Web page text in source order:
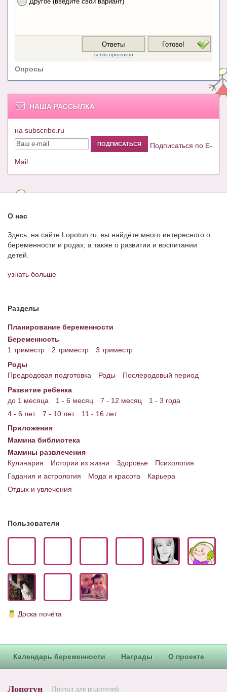
Опросы
НАША РАССЫЛКА
на subscribe.ru
Подписаться по E-
Mail
О нас
Здесь, на сайте Lopotun.ru, вы найдёте много интересного о
беременности и родах, а также о развитии и воспитании
детей.
узнать больше
Разделы
Планирование беременности
Беременность
1 триместр
2 триместр
3 триместр
Роды
Предродовая подготовка
Роды
Послеродовый период
Развитие ребенка
до 1 месяца
1 - 6 месяц 7 - 12 месяц
1 - 3 года
4 - 6 лет
7 - 10 лет
11 - 16 лет
Приложения
Мамина библиотека
Мамины развлечения
Кулинария
Истории из жизни Здоровье
Психология
Гадания и астрология
Мода и красота
Карьера
Отдых и увлечения
Пользователи
Доска почёта
Календарь беременности Награды О проекте
Лопотун Портал для родителей